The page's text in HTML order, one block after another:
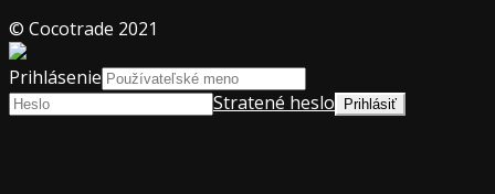
© Cocotrade 2021
Prihlásenie
Stratené heslo